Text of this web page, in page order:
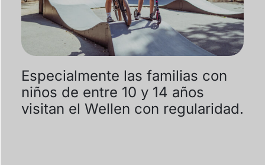
Especialmente las familias con
niños de entre 10 y 14 años
visitan el Wellen con regularidad.